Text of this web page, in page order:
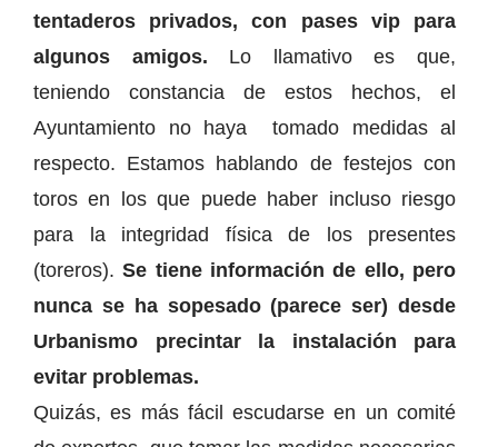
tentaderos privados, con pases vip para
algunos amigos. Lo llamativo es que,
teniendo constancia de estos hechos, el
Ayuntamiento no haya tomado medidas al
respecto. Estamos hablando de festejos con
toros en los que puede haber incluso riesgo
para la integridad física de los presentes
(toreros).Se tiene información de ello, pero
nunca se ha sopesado (parece ser) desde
Urbanismo precintar la instalación para
evitar problemas.
Quizás, es más fácil escudarse en un comité